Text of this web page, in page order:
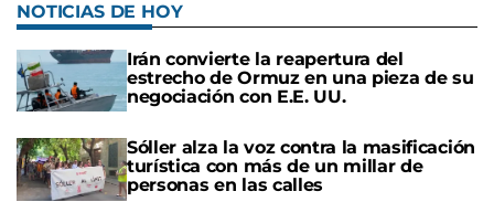
NOTICIAS DE HOY
Irán convierte la reapertura del
estrecho de Ormuz en una pieza de su
negociación con E.E. UU.
Sóller alza la voz contra la masificación
turística con más de un millar de
personas en las calles